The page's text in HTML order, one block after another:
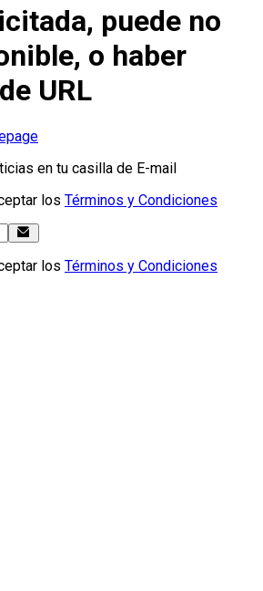
puede no
o haber
URL
en tu casilla de E-mail
los Términos y Condiciones
los Términos y Condiciones